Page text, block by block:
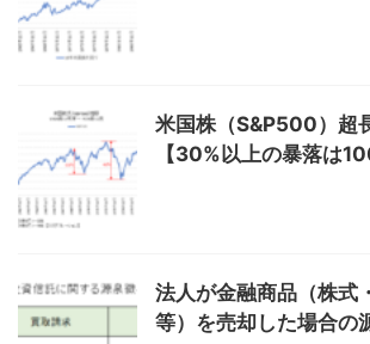
米国株（S&P500）超
【30%以上の暴落は
法人が金融商品（株式
等）を売却した場合の